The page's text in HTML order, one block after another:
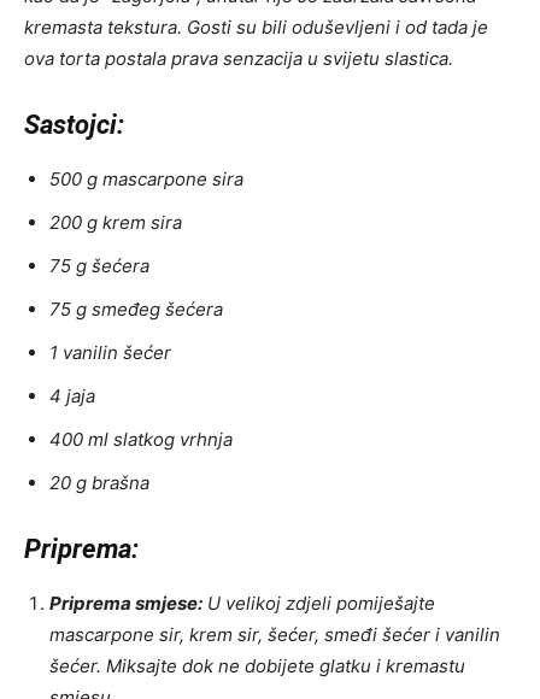
kremasta tekstura. Gosti su bili oduševljeni i od tada je
ova torta postala prava senzacija u svijetu slastica.
Sastojci:
500 g mascarpone sira
200 g krem ​​sira
75 g šećera
75 g smeđeg šećera
1 vanilin šećer
4 jaja
400 ml slatkog vrhnja
20 g brašna
Priprema:
Priprema smjese: U velikoj zdjeli pomiješajte
mascarpone sir, krem ​​sir, šećer, smeđi šećer i vanilin
šećer. Miksajte dok ne dobijete glatku i kremastu